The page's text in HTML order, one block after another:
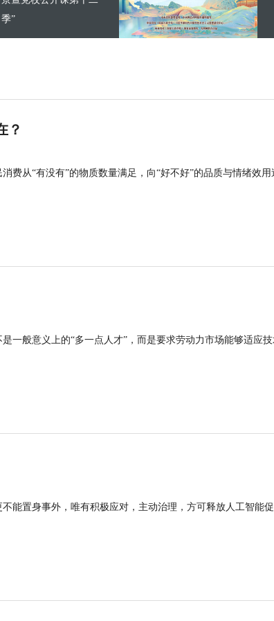
季”
？
费从“有没有”的物质数量满足，向“好不好”的品质与情绪效用
一般意义上的“多一点人才”，而是要求劳动力市场能够适应
能置身事外，唯有积极应对，主动治理，方可释放人工智能